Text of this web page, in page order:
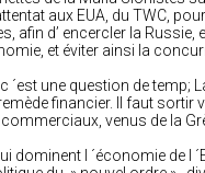
aux EUA, du TWC,
afin d’ encercler la Russie,
et éviter ainsi la
´est une question de temp;
financier. Il faut sortir
venus de la
dominent l ´économie de l